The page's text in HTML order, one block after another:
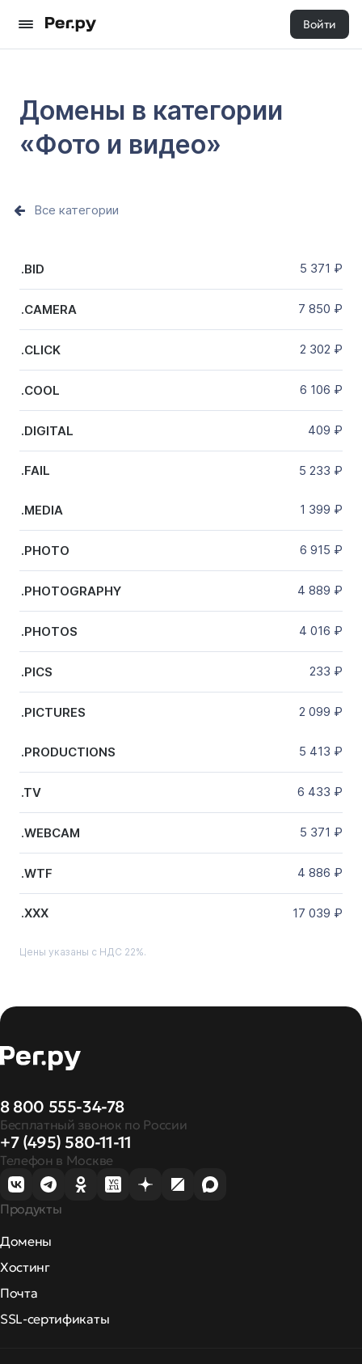
Войти
Домены в категории
«Фото и видео»
Все категории
.BID 5 371 ₽
.CAMERA 7 850 ₽
.CLICK 2 302 ₽
.COOL 6 106 ₽
.DIGITAL 409 ₽
.FAIL 5 233 ₽
.MEDIA 1 399 ₽
.PHOTO 6 915 ₽
.PHOTOGRAPHY 4 889 ₽
.PHOTOS 4 016 ₽
.PICS 233 ₽
.PICTURES 2 099 ₽
.PRODUCTIONS 5 413 ₽
.TV 6 433 ₽
.WEBCAM 5 371 ₽
.WTF 4 886 ₽
.XXX 17 039 ₽
Цены указаны с НДС 22%.
8 800 555-34-78
Бесплатный звонок по России
+7 (495) 580-11-11
Телефон в Москве
Продукты
Домены
Хостинг
Почта
SSL-сертификаты